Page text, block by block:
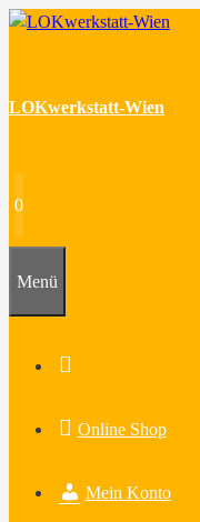
Zum
LOKwerkstatt-Wien
0
Menü
Online Shop
Mein Konto